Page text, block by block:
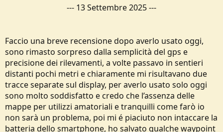
--- 13 Settembre 2025---
Faccio una breve recensione dopo averlo usato oggi,
sono rimasto sorpreso dalla semplicità del gps e
precisione dei rilevamenti, a volte passavo in sentieri
distanti pochi metri e chiaramente mi risultavano due
tracce separate sul display, per averlo usato solo oggi
sono molto soddisfatto e credo che l’assenza delle
mappe per utilizzi amatoriali e tranquilli come farò io
non sarà un problema, poi mi é piaciuto non intaccare la
batteria dello smartphone, ho salvato qualche waypoint